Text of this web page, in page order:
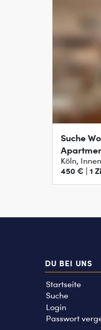
Suche
Köln,
450 € | 1
DU BEI UNS
Startseite
Suche
Login
Passwort